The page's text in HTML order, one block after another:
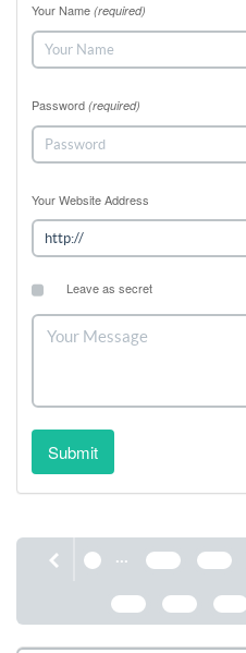
Your Name (required)
Password (required)
Your Website Address
Leave as secret
Submit
1 ... 235 236
241
242 243